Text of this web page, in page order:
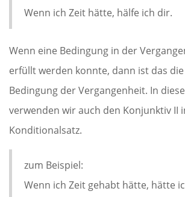
Wenn ich Zeit hätte, hälfe ich dir.
Wenn eine Bedingung in der
erfüllt werden konnte, dann ist das
Bedingung der Vergangenheit. In
verwenden wir auch den Konjunktiv II
Konditionalsatz.
zum Beispiel:
Wenn ich Zeit gehabt hätte, hätte